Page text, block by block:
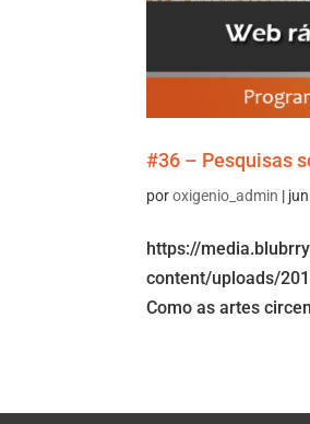
#36 – Pesquisas
poroxigenio_admin |
https://
content/uploads/
Como as artes